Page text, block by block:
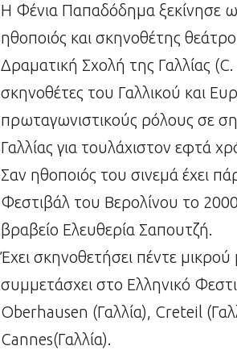
Η Φένια Παπαδόδημα ξεκίνησε
ηθοποιός και σκηνοθέτης
Δραματική Σχολή της Γαλλίας
σκηνοθέτες του Γαλλικού και
πρωταγωνιστικούς ρόλους σε
Γαλλίας για τουλάχιστον εφτά
Σαν ηθοποιός του σινεμά έχει
Φεστιβάλ του Βερολίνου το
βραβείο Ελευθερία Σαπουτζή.
Έχει σκηνοθετήσει πέντε
συμμετάσχει στο Ελληνικό
Oberhausen (Γαλλία), Creteil
Cannes(Γαλλία).